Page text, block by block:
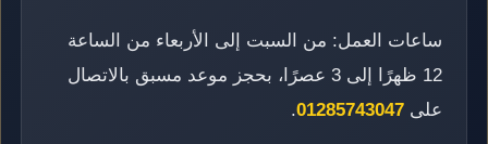
ساعات العمل: من السبت إلى الأربعاء من الساعة
12 ظهرًا إلى 3 عصرًا، بحجز موعد مسبق بالاتصال
على 01285743047
.